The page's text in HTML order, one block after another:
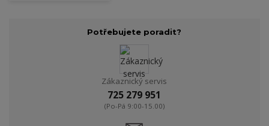
Potřebujete poradit?
Zákaznický servis
725 279 951
(Po-Pá 9:00-15.00)